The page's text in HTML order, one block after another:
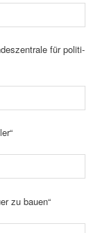
für poli­ti­
zu bauen“